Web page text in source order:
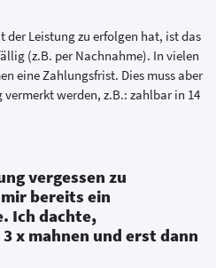
der Leistung zu erfolgen hat, ist das
(z.B. per Nachnahme). In vielen
eine Zahlungsfrist. Dies muss aber
werden, z.B.: zahlbar in 14
vergessen zu
bereits ein
Ich dachte,
x mahnen und erst dann